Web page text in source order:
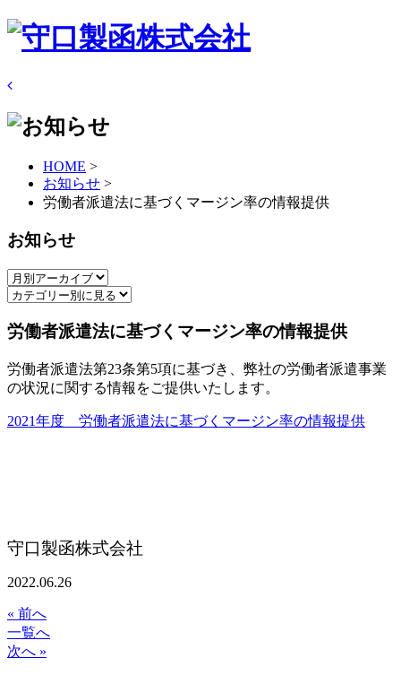
HOME >
お知らせ >
労働者派遣法に基づくマージン率の情報提供
お知らせ
労働者派遣法に基づくマージン率の情報提供
労働者派遣法第23条第5項に基づき、弊社の労働者派遣事業
の状況に関する情報をご提供いたします。
2021年度 労働者派遣法に基づくマージン率の情報提供
守口製函株式会社
2022.06.26
« 前へ
一覧へ
次へ »